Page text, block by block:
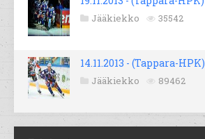
Jääkiekko 35542
14.11.2013 - (Tappara-HPK)
Jääkiekko 89462